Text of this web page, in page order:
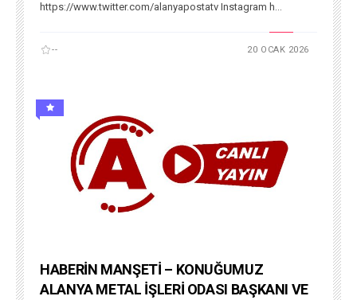
https://www.twitter.com/alanyapostatv Instagram h...
-- 20 OCAK 2026
HABERİN MANŞETİ – KONUĞUMUZ
ALANYA METAL İŞLERİ ODASI BAŞKANI VE